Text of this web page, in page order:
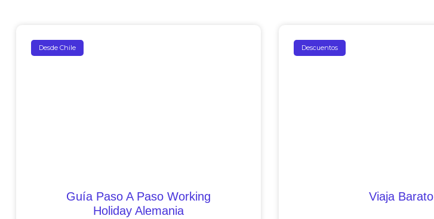
Desde Chile
Guía Paso A Paso Working
Holiday Alemania
Descuentos
Viaja Barato